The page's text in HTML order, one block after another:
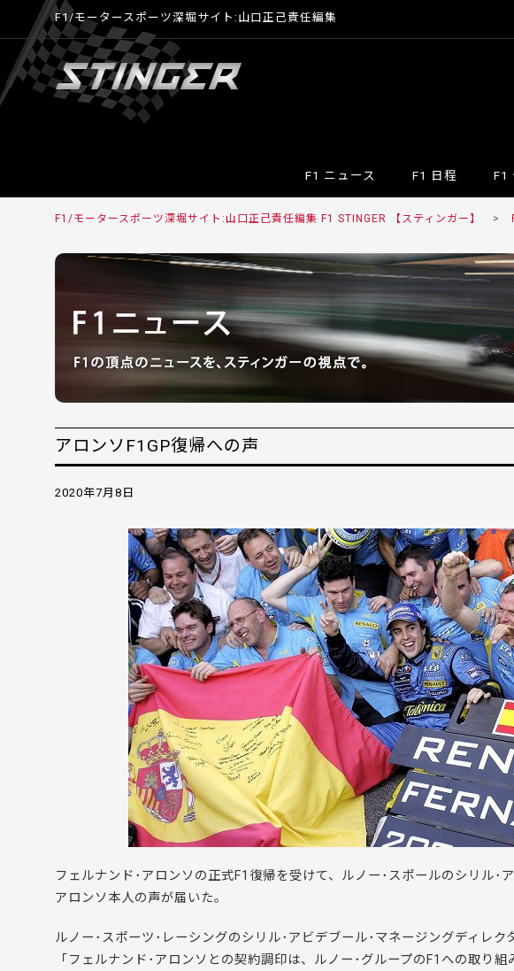
F1/モータースポーツ深堀サイト:山口正己責任編集
F1 ニュース F1 日程 F1
F1/モータースポーツ深堀サイト:山口正己責任編集 F1 STINGER 【スティンガー】 >
アロンソF1GP復帰への声
2020年7月8日
フェルナンド･アロンソの正式F1復帰を受けて、ルノー･スポールのシリル･
アロンソ本人の声が届いた。
ルノー･スポーツ･レーシングのシリル･アビデブール･マネージングディレク
「フェルナンド･アロンソとの契約調印は、ルノー･グループのF1への取り